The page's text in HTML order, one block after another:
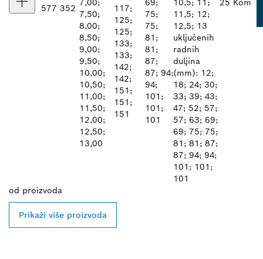
577 352
7,00;
7,50;
8,00;
8,50;
9,00;
9,50;
10,00;
10,50;
11,00;
11,50;
12,00;
12,50;
13,00
117;
125;
125;
133;
133;
142;
142;
151;
151;
151
69;
75;
75;
81;
81;
87;
87; 94;
94;
101;
101;
101
10,5; 11;
11,5; 12;
12,5; 13
uključenih
radnih
duljina
(mm): 12;
18; 24; 30;
33; 39; 43;
47; 52; 57;
57; 63; 69;
69; 75; 75;
81; 81; 87;
87; 94; 94;
101; 101;
101
25 Kom
od proizvoda
Prikaži više proizvoda